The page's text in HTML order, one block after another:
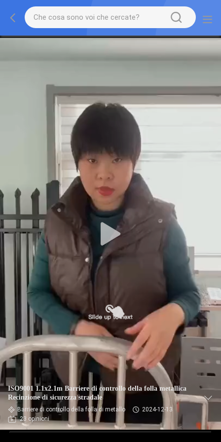
ISO9001 1.1x2.1m Barriere di controllo della folla metallica
Recinzione di sicurezza stradale
Barriere di controllo della folla di metallo
2024-12-13
23 opinioni